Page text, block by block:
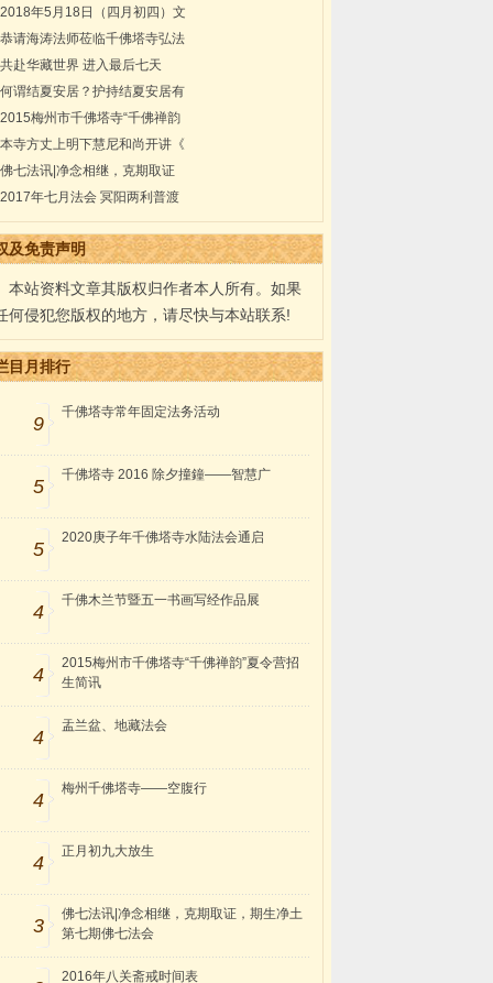
2018年5月18日（四月初四）文
恭请海涛法师莅临千佛塔寺弘法
共赴华藏世界 进入最后七天
何谓结夏安居？护持结夏安居有
2015梅州市千佛塔寺“千佛禅韵
本寺方丈上明下慧尼和尚开讲《
佛七法讯|净念相继，克期取证
2017年七月法会 冥阳两利普渡
及免责声明
本站资料文章其版权归作者本人所有。如果
何侵犯您版权的地方，请尽快与本站联系!
目月排行
9
千佛塔寺常年固定法务活动
5
千佛塔寺 2016 除夕撞鐘——智慧广
5
2020庚子年千佛塔寺水陆法会通启
4
千佛木兰节暨五一书画写经作品展
4
2015梅州市千佛塔寺“千佛禅韵”夏令营招
生简讯
4
盂兰盆、地藏法会
4
梅州千佛塔寺——空腹行
4
正月初九大放生
3
佛七法讯|净念相继，克期取证，期生净土
第七期佛七法会
2016年八关斋戒时间表